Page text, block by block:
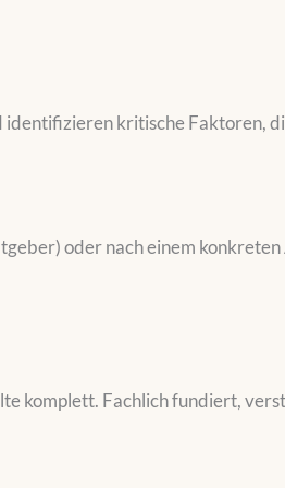
kritische Faktoren,
oder nach einem
komplett. Fachlich fundiert,